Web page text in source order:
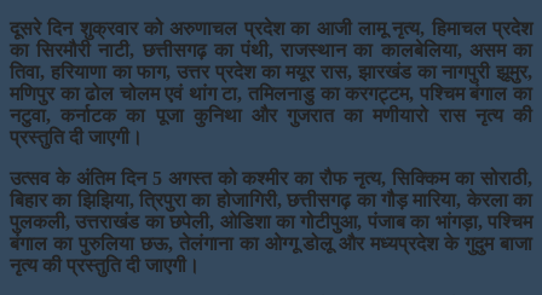
दूसरे दिन शुक्रवार को अरुणाचल प्रदेश का आजी लामू नृत्य, हिमाचल प्रदेश
का सिरमौरी नाटी, छत्तीसगढ़ का पंथी, राजस्थान का कालबेलिया, असम का
तिवा, हरियाणा का फाग, उत्तर प्रदेश का मयूर रास, झारखंड का नागपुरी झूमुर,
मणिपुर का ढोल चोलम एवं थांग टा, तमिलनाडु का करगट्टम, पश्चिम बंगाल का
नटुवा,कर्नाटक का पूजा कुनिथा और गुजरात का मणीयारो रास नृत्य की
प्रस्तुति दी जाएगी।
उत्सव के अंतिम दिन 5 अगस्त को कश्मीर का रौफ नृत्य, सिक्किम का सोराठी,
बिहार का झिझिया, त्रिपुरा का होजागिरी, छत्तीसगढ़ का गौड़ मारिया, केरला का
पुलकली, उत्तराखंड का छपेली, ओडिशा का गोटीपुआ, पंजाब का भांगड़ा, पश्चिम
बंगाल का पुरुलिया छऊ, तेलंगाना का ओग्गू डोलू और मध्यप्रदेश के गुदुम बाजा
नृत्य की प्रस्तुति दी जाएगी।